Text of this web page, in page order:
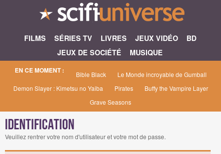
FILMS SÉRIES TV LIVRES JEUX VIDÉO
BD
JEUX DE SOCIÉTÉ
MUSIQUE
EN CE MOMENT : Bible Black
Le Monde incroyable de Gumball
Demon Slayer : Kimetsu no Yaiba
Pirates
Buffy the Vampire Layer
Grave Seasons
Identification
Veuillez rentrer votre nom d'utilisateur et votre mot de passe.